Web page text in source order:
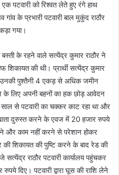
एक पटवारी को रिश्वत लेते हुए रंगे हाथ
गांव के प्रभारी पटवारी बाल मुकुंद राठौर
गया।
के रहने वाले सत्येंद्र कुमार राठौर ने
शिकायत की थी। प्रार्थी सत्येंद्र कुमार
उनकी पुश्तैनी 4 एकड़ से अधिक जमीन
के लिए अपनी बहनों का हक छोड़ आवेदन
से पटवारी का चक्कर काट रहा था और
खाता दुरुस्त करने के एवज में 20 हजार रुपये
और काम नहीं करने से परेशान होकर
शिकायत की पुष्टि करने के बाद रेड की
राठौर पटवारी कार्यालय पहुंचकर
दिए। पटवारी द्वारा घूस की राशि लेने